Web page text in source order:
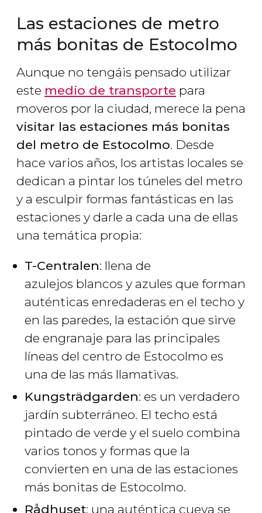
Las estaciones de metro
más bonitas de Estocolmo
Aunque no tengáis pensado utilizar
este medio de transporte para
moveros por la ciudad, merece la pena
visitar las estaciones más bonitas
del metro de Estocolmo. Desde
hace varios años, los artistas locales se
dedican a pintar los túneles del metro
y a esculpir formas fantásticas en las
estaciones y darle a cada una de ellas
una temática propia:
T-Centralen: llena de
azulejos blancos y azules que forman
auténticas enredaderas en el techo y
en las paredes, la estación que sirve
de engranaje para las principales
líneas del centro de Estocolmo es
una de las más llamativas.
Kungsträdgarden: es un verdadero
jardín subterráneo. El techo está
pintado de verde y el suelo combina
varios tonos y formas que la
convierten en una de las estaciones
más bonitas de Estocolmo.
Rådhuset: una auténtica cueva se